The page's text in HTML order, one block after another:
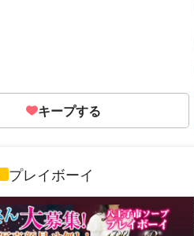
キープする
プレイボーイ